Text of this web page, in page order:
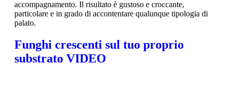
accompagnamento. Il risultato è gustoso e croccante,
particolare e in grado di accontentare qualunque tipologia di
palato.
Funghi crescenti sul tuo proprio
substrato VIDEO